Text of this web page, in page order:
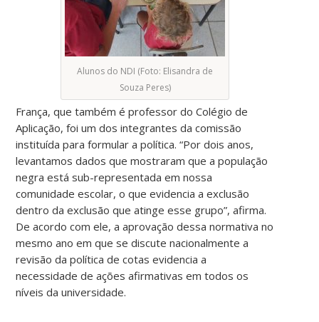
Alunos do NDI (Foto: Elisandra de
Souza Peres)
França, que também é professor do Colégio de
Aplicação, foi um dos integrantes da comissão
instituída para formular a política. “Por dois anos,
levantamos dados que mostraram que a população
negra está sub-representada em nossa
comunidade escolar, o que evidencia a exclusão
dentro da exclusão que atinge esse grupo”, afirma.
De acordo com ele, a aprovação dessa normativa no
mesmo ano em que se discute nacionalmente a
revisão da política de cotas evidencia a
necessidade de ações afirmativas em todos os
níveis da universidade.